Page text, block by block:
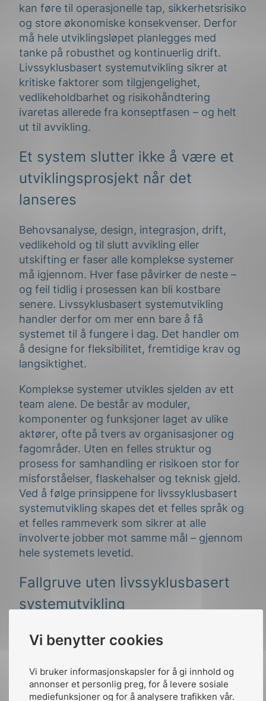
Vi benytter cookies
Vi bruker informasjonskapsler for å gi innhold og
annonser et personlig preg, for å levere sosiale
mediefunksjoner og for å analysere trafikken vår.
kan føre til operasjonelle tap, sikkerhetsrisiko
og store økonomiske konsekvenser. Derfor
må hele utviklingsløpet planlegges med
tanke på robusthet og kontinuerlig drift.
Livssyklusbasert systemutvikling sikrer at
kritiske faktorer som tilgjengelighet,
vedlikeholdbarhet og risikohåndtering
ivaretas allerede fra konseptfasen – og helt
ut til avvikling.
Et system slutter ikke å være et
utviklingsprosjekt når det
lanseres
Behovsanalyse, design, integrasjon, drift,
vedlikehold og til slutt avvikling eller
utskifting er faser alle komplekse systemer
må igjennom. Hver fase påvirker de neste –
og feil tidlig i prosessen kan bli kostbare
senere. Livssyklusbasert systemutvikling
handler derfor om mer enn bare å få
systemet til å fungere i dag. Det handler om
å designe for fleksibilitet, fremtidige krav og
langsiktighet.
Komplekse systemer utvikles sjelden av ett
team alene. De består av moduler,
komponenter og funksjoner laget av ulike
aktører, ofte på tvers av organisasjoner og
fagområder. Uten en felles struktur og
prosess for samhandling er risikoen stor for
misforståelser, flaskehalser og teknisk gjeld.
Ved å følge prinsippene for livssyklusbasert
systemutvikling skapes det et felles språk og
et felles rammeverk som sikrer at alle
involverte jobber mot samme mål – gjennom
hele systemets levetid.
Fallgruve uten livssyklusbasert
systemutvikling
En fallgruve i prosjekter er å overlate
driftssikkerhet og vedlikehold til etter
svært kostbart å gjøre grunnleggende
forbedringer. Med livssyklustenkning bygges